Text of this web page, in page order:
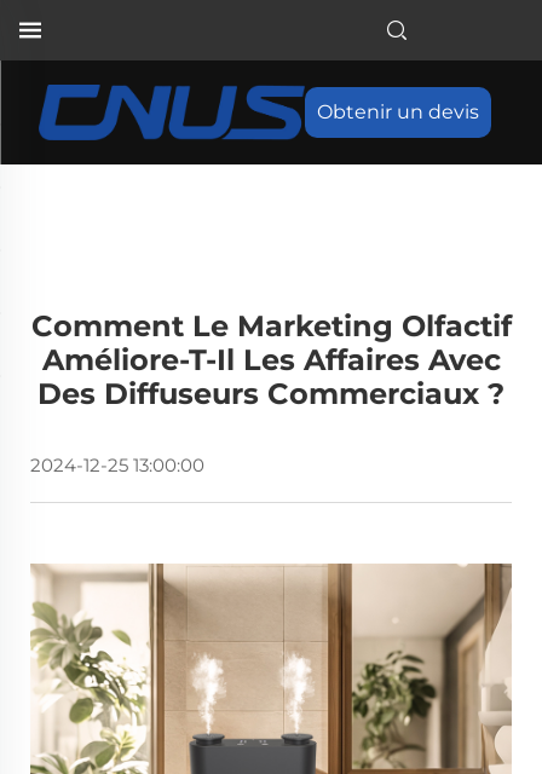
Obtenir un devis
Comment Le Marketing Olfactif
Améliore-T-Il Les Affaires Avec
Des Diffuseurs Commerciaux ?
2024-12-25 13:00:00